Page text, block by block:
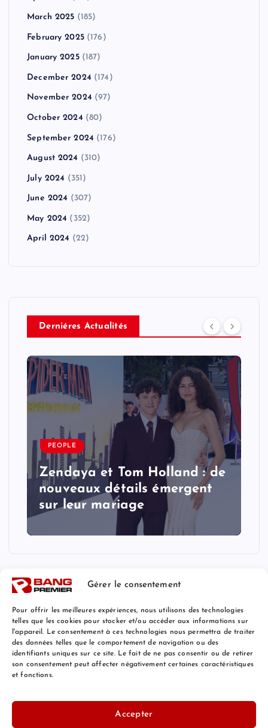
Gérer le consentement
Pour offrir les meilleures expériences, nous utilisons des technologies
telles que les cookies pour stocker et/ou accéder aux informations sur
l'appareil. Le consentement à ces technologies nous permettra de traiter
des données telles que le comportement de navigation ou des
identifiants uniques sur ce site. Le fait de ne pas consentir ou de retirer
son consentement peut affecter négativement certaines caractéristiques
et fonctions.
Accepter
March 2025 (185)
February 2025(176)
January 2025(187)
December 2024 (174)
November 2024 (97)
October 2024 (80)
September 2024 (176)
August 2024 (310)
July 2024 (351)
June 2024 (307)
May 2024 (352)
April 2024 (22)
Derniéres Actualités
PEOPLE
Zendaya et Tom Holland : de
nouveaux détails émergent
sur leur mariage
Mentions Légales